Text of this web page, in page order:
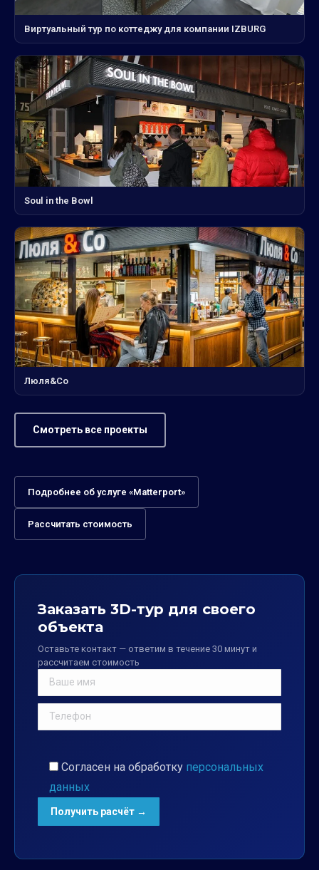
Виртуальный тур по коттеджу для компании IZBURG
Soul in the Bowl
Люля&Co
Смотреть все проекты
Подробнее об услуге «Matterport»
Рассчитать стоимость
Заказать 3D-тур для своего
объекта
Оставьте контакт — ответим в течение 30 минут и
рассчитаем стоимость
Согласен на обработку персональных
данных